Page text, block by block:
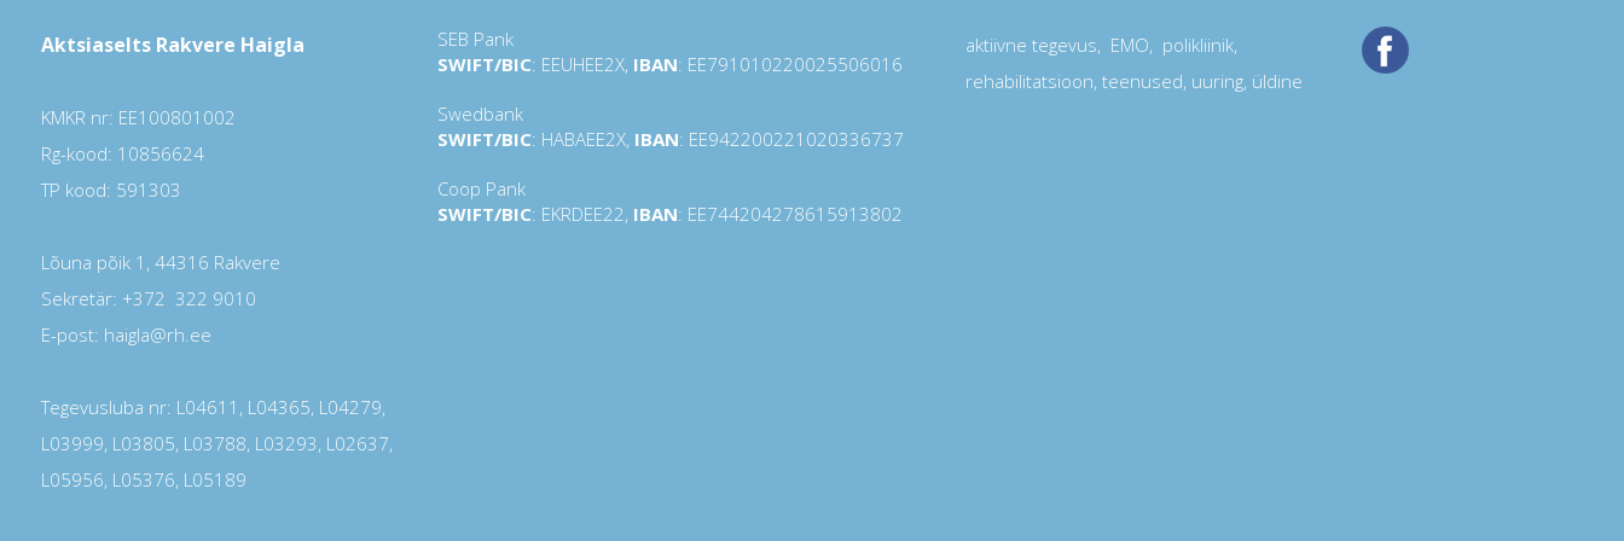
Aktsiaselts Rakvere Haigla
KMKR nr: EE100801002
Rg-kood: 10856624
TP kood: 591303
Lõuna põik 1, 44316 Rakvere
Sekretär: +372 322 9010
E-post: haigla@rh.ee
Tegevusluba nr: L04611, L04365, L04279,
L03999, L03805, L03788, L03293, L02637,
L05956, L05376, L05189
SEB Pank
SWIFT/BIC: EEUHEE2X, IBAN: EE791010220025506016
Swedbank
SWIFT/BIC: HABAEE2X, IBAN: EE942200221020336737
Coop Pank
SWIFT/BIC: EKRDEE22, IBAN: EE744204278615913802
aktiivne tegevus, EMO, polikliinik,
rehabilitatsioon, teenused, uuring, üldine